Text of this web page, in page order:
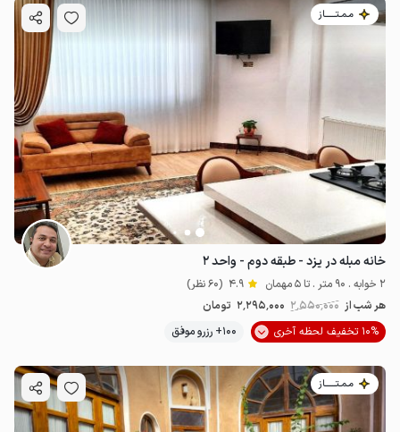
مـمـتــــــاز
خانه مبله در یزد - طبقه دوم - واحد ۲
2 خوابه . 90 متر . تا 5 مهمان 4.9 (60 نظر)
هر شب از 2٬550٬000 2٬295٬000 تومان
10% تخفیف لحظه آخری
100+ رزرو موفق
مـمـتــــــاز